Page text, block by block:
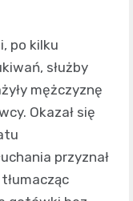
po kilku
służby
mężczyznę
Okazał się
przyznał